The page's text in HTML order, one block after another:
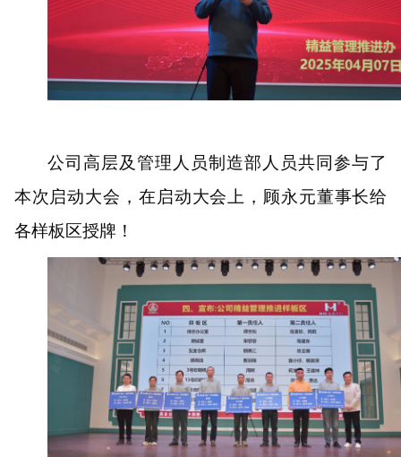
公司 高层及管理 人员制造部人员共同参与了
本次启动大会 ， 在启动大会上 ， 顾永元董事长给
各样板区授牌！